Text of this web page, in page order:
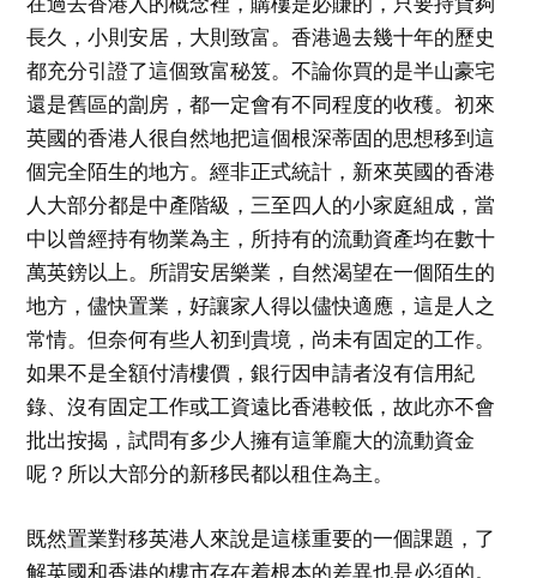
長久，小則安居，大則致富。香港過去幾十年的歷史
都充分引證了這個致富秘笈。不論你買的是半山豪宅
還是舊區的劏房，都一定會有不同程度的收穫。初來
英國的香港人很自然地把這個根深蒂固的思想移到這
個完全陌生的地方。經非正式統計，新來英國的香港
人大部分都是中產階級，三至四人的小家庭組成，當
中以曾經持有物業為主，所持有的流動資產均在數十
萬英鎊以上。所謂安居樂業，自然渴望在一個陌生的
地方，儘快置業，好讓家人得以儘快適應，這是人之
常情。但奈何有些人初到貴境，尚未有固定的工作。
如果不是全額付清樓價，銀行因申請者沒有信用紀
錄、沒有固定工作或工資遠比香港較低，故此亦不會
批出按揭，試問有多少人擁有這筆龐大的流動資金
呢？所以大部分的新移民都以租住為主。
既然置業對移英港人來說是這樣重要的一個課題，了
解英國和香港的樓市存在着根本的差異也是必須的。